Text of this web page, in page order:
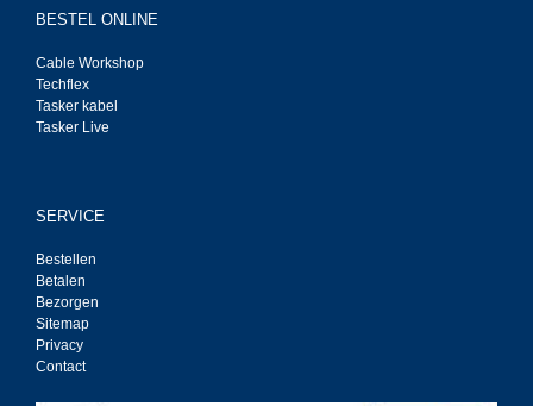
BESTEL ONLINE
Cable Workshop
Techflex
Tasker kabel
Tasker Live
SERVICE
Bestellen
Betalen
Bezorgen
Sitemap
Privacy
Contact